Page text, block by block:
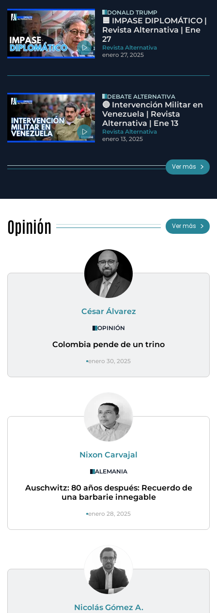
DONALD TRUMP
🟦 IMPASE DIPLOMÁTICO |
Revista Alternativa | Ene
27
Revista Alternativa
enero 27, 2025
DEBATE ALTERNATIVA
🔵 Intervención Militar en
Venezuela | Revista
Alternativa | Ene 13
Revista Alternativa
enero 13, 2025
Ver más
Opinión Ver más
César Álvarez
OPINIÓN
Colombia pende de un trino
enero 30, 2025
Nixon Carvajal
ALEMANIA
Auschwitz: 80 años después: Recuerdo de
una barbarie innegable
enero 28, 2025
Nicolás Gómez A.